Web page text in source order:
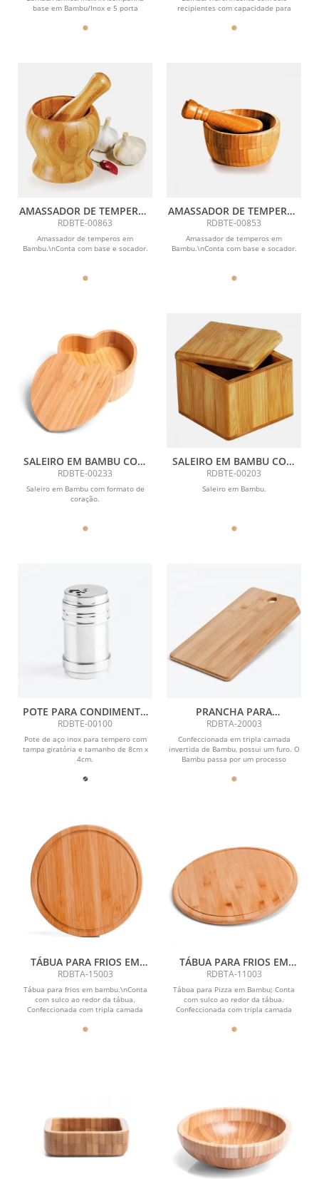
base em Bambu/Inox e 5 porta
e...
recipientes com capacidade para
Bambu.
AMASSADOR DE TEMPEROS
EM BAMBU PILÃO 14CM
RDBTE-00863
Amassador de temperos em
Bambu.\nConta com base e socador.
AMASSADOR DE TEMPEROS
EM BAMBU COM PILÃO DE
10CM
RDBTE-00853
Amassador de temperos em
Bambu.\nConta com base e socador.
SALEIRO EM BAMBU COM
FORMATO DE CORAÇÃO
RDBTE-00233
Saleiro em Bambu com formato de
coração.
SALEIRO EM BAMBU COM
TAMPA GIRATÓRIA
RDBTE-00203
Saleiro em Bambu.
POTE PARA CONDIMENTO
EM AÇO INOX - 8X4CM
RDBTE-00100
Pote de aço inox para tempero com
tampa giratória e tamanho de 8cm x
4cm.
PRANCHA PARA
ALIMENTOS EM BAMBU
SUPREME
RDBTA-20003
Confeccionada em tripla camada
invertida de Bambu, possui um furo. O
Bambu passa por um processo
TÁBUA PARA FRIOS EM
BAMBU SUPREME - 21 CM
RDBTA-15003
Tábua para frios em bambu.\nConta
com sulco ao redor da tábua.
Confeccionada com tripla camada
TÁBUA PARA FRIOS EM
BAMBU SUPREME - 30 CM
RDBTA-11003
Tábua para Pizza em Bambu; Conta
com sulco ao redor da tábua.
Confeccionada com tripla camada